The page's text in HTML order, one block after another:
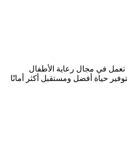
تعمل في مجال رعاية الأطفال
حياة أفضل ومستقبل أكثر أمانًا